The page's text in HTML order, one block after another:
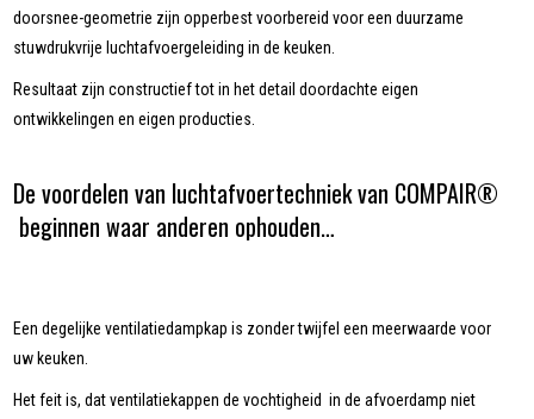
doorsnee-geometrie zijn opperbest voorbereid voor een duurzame
stuwdrukvrije luchtafvoergeleiding in de keuken.
Resultaat zijn constructief tot in het detail doordachte eigen
ontwikkelingen en eigen producties.
De voordelen van luchtafvoertechniek van COMPAIR®
beginnen waar anderen ophouden…
Een degelijke ventilatiedampkap is zonder twijfel een meerwaarde voor
uw keuken.
Het feit is, dat ventilatiekappen de vochtigheid in de afvoerdamp niet